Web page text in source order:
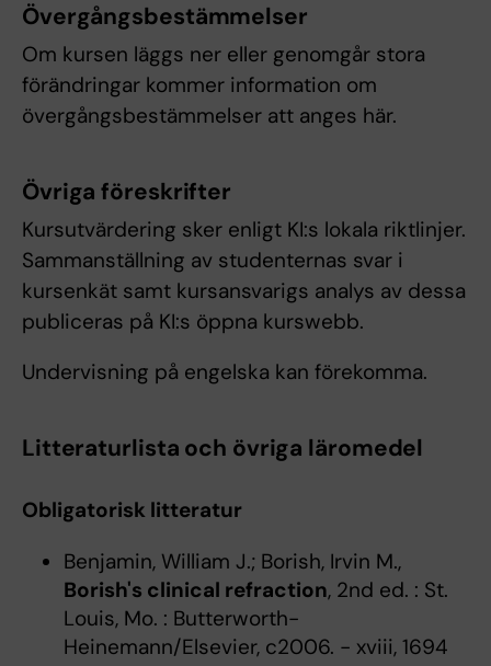
Övergångsbestämmelser
Om kursen läggs ner eller genomgår stora
förändringar kommer information om
övergångsbestämmelser att anges här.
Övriga föreskrifter
Kursutvärdering sker enligt KI:s lokala riktlinjer.
Sammanställning av studenternas svar i
kursenkät samt kursansvarigs analys av dessa
publiceras på KI:s öppna kurswebb.
Undervisning på engelska kan förekomma.
Litteraturlista och övriga läromedel
Obligatorisk litteratur
Benjamin, William J.; Borish, Irvin M.,
Borish's clinical refraction, 2nd ed. : St.
Louis, Mo. : Butterworth-
Heinemann/Elsevier, c2006. - xviii, 1694